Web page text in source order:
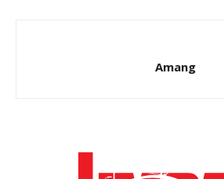
Amang